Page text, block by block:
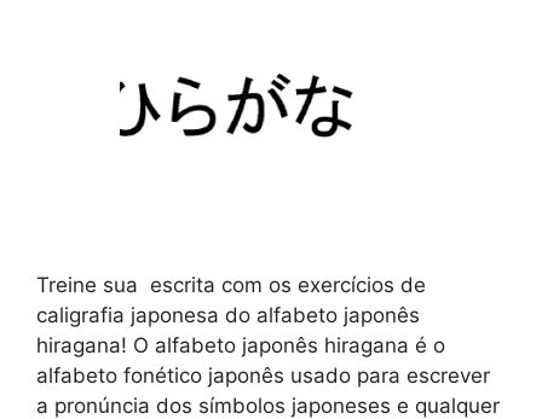
Treine sua escrita com os exercícios de
caligrafia japonesa do alfabeto japonês
hiragana! O alfabeto japonês hiragana é o
alfabeto fonético japonês usado para escrever
a pronúncia dos símbolos japoneses e qualquer